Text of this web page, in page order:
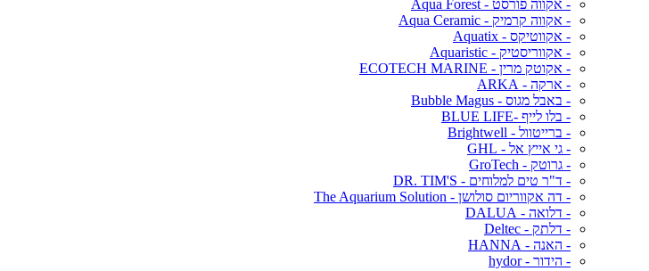
- אקווה פורסט - Aqua Forest
- אקווה קרמיק - Aqua Ceramic
- אקווטיקס - Aquatix
- אקווריסטיק - Aquaristic
- אקוטק מרין - ECOTECH MARINE
- ארקה - ARKA
- באבל מגוס - Bubble Magus
- בלו לייף -BLUE LIFE
- ברייטוול - Brightwell
- גי אייץ אל - GHL
- גרוטק - GroTech
- ד"ר טים למלוחים - DR. TIM'S
- דה אקווריום סולושן - The Aquarium Solution
- דלואה - DALUA
- דלתק - Deltec
- האנה - HANNA
- הידור - hydor